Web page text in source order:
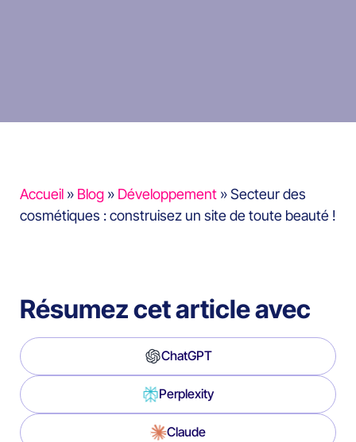
Accueil » Blog » Développement »Secteur des
cosmétiques : construisez un site de toute beauté !
Résumez cet article avec
ChatGPT
Perplexity
Claude